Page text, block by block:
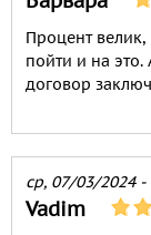
Процент
пойти и на
договор
ср, 07/03/2024 -
Vadim